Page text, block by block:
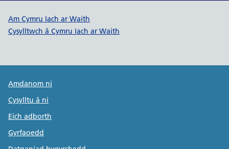
Dolenni cymorth Cymru Iach ar
Am Cymru Iach ar Waith
Cysylltwch â Cymru Iach ar Waith
Public Health Wales Support links
Amdanom ni
Cysylltu â ni
Eich adborth
Gyrfaoedd